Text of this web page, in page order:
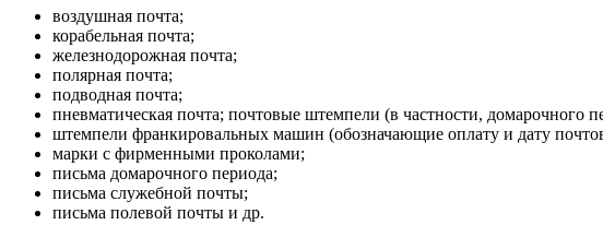
воздушная почта;
корабельная почта;
железнодорожная почта;
полярная почта;
подводная почта;
пневматическая почта; почтовые штемпели (в частности, домарочного
штемпели франкировальных машин (обозначающие оплату и дату
марки с фирменными проколами;
письма домарочного периода;
письма служебной почты;
письма полевой почты и др.